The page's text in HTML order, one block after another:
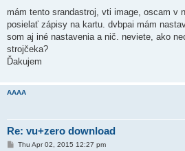
s
mám tento srandastroj, vti image, oscam v
posielať zápisy na kartu. dvbpai mám
som aj iné nastavenia a nič. neviete, ako
strojčeka?
Ďakujem
AAAA
Re: vu+zero download
PThu Apr 02, 2015 12:27 pm